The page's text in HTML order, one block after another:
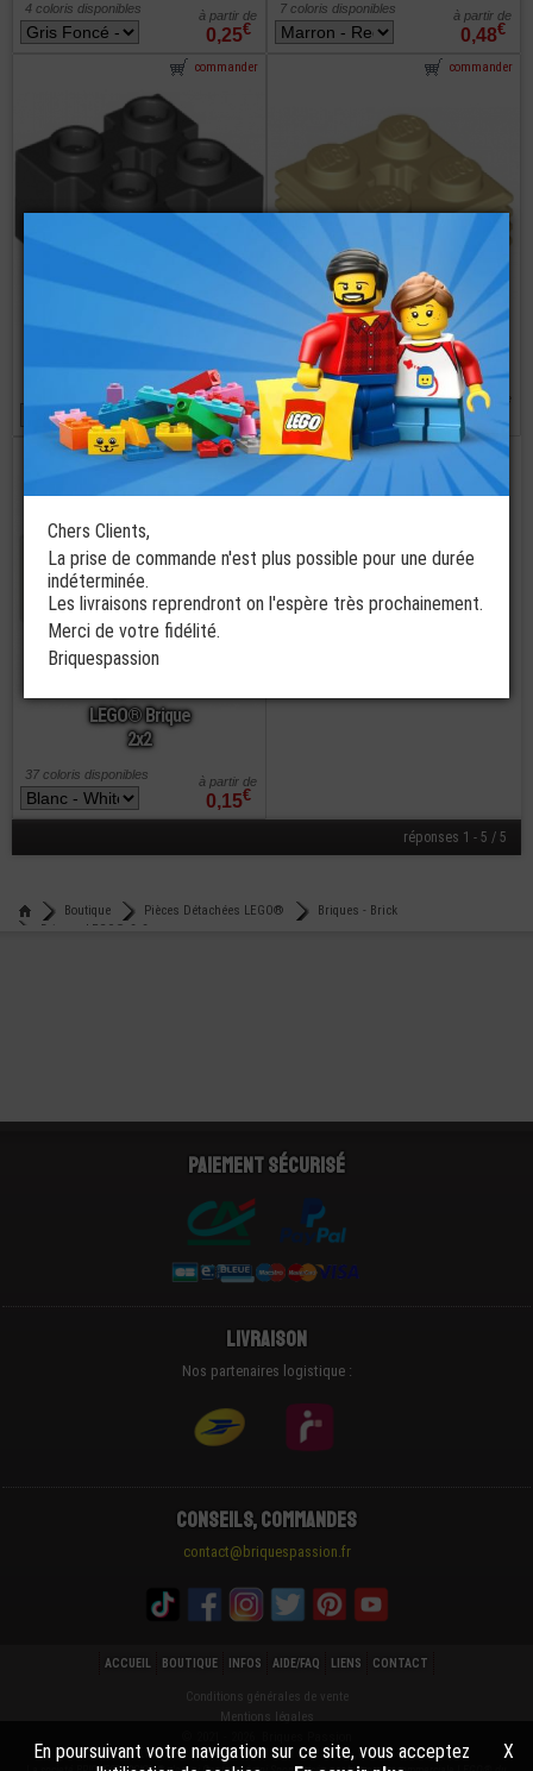
0,25€
à partir de
4 coloris disponibles
0,48€
à partir de
7 coloris disponibles
LEGO® Brique
2x2 Modifiée
Avec Rainure Rail
0,22€
commander
2 coloris disponibles
LEGO® Brique
2x2 - Effet
Cannelure
0,48
à partir de
commander
2 coloris disponibles
LEGO® Brique
2x2
0,15€
à partir de
commander
37 coloris disponibles
réponses 1 - 5 / 5
Boutique Pièces Détachées LEGO®
Briques - Brick
Briques LEGO® 2x2
Paiement sécurisé
Livraison
Nos partenaires logistique :
Conseils, Commandes
contact@briquespassion.fr
ACCUEIL BOUTIQUE INFOS AIDE/FAQ LIENS CONTACT
Conditions générales de vente
Mentions légales
Chers Clients,
La prise de commande n'est plus possible pour une durée
indéterminée.
Les livraisons reprendront on l'espère très prochainement.
Merci de votre fidélité.
Briquespassion
En poursuivant votre navigation sur ce site, vous acceptez
X